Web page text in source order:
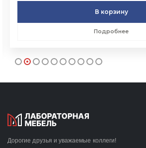
В корзину
Подробнее
Дорогие друзья и уважаемые коллеги!